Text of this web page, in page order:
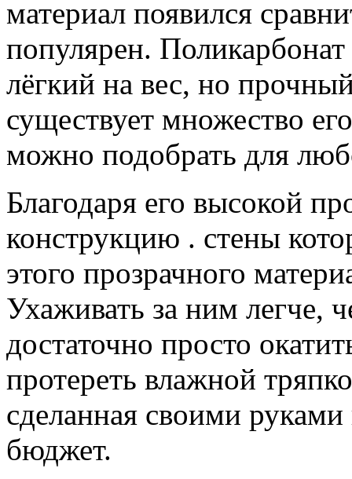
материал появился
популярен.
лёгкий на вес, но
существует множество
можно подобрать для
Благодаря его высокой
конструкцию . стены
этого прозрачного
Ухаживать за ним легче,
достаточно просто
протереть влажной
сделанная своими
бюджет.